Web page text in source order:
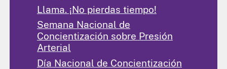
Llama. ¡No pierdas tiempo!
Semana Nacional de
Concientización sobre Presión
Arterial
Día Nacional de Concientización